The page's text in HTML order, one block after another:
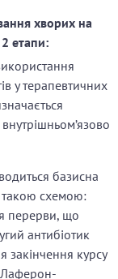
хворих на
етапи:
у терапевтичних
базисна
такою схемою:
перерви, що
антибіотик
закінчення курсу
Лаферон-